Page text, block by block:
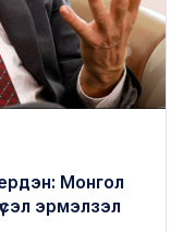
Монгол
эрмэлзэл